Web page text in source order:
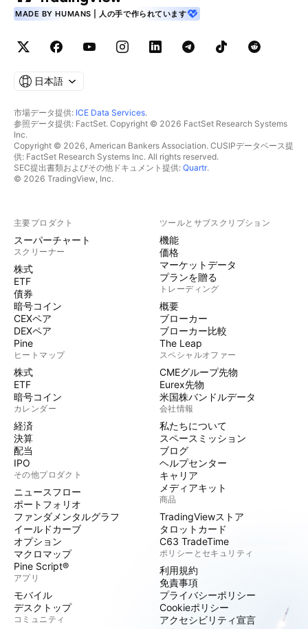
MADE BY HUMANS | 人の手で作られています
日本語
市場データ提供: ICE Data Services.
参照データ提供: FactSet. Copyright © 2026 FactSet Research Systems
Inc.
Copyright © 2026, American Bankers Association. CUSIPデータベース提
供: FactSet Research Systems Inc. All rights reserved.
SEC提出書類およびその他ドキュメント提供: Quartr.
© 2026 TradingView, Inc.
主要プロダクト
スーパーチャート
スクリーナー
株式
ETF
債券
暗号コイン
CEXペア
DEXペア
Pine
ヒートマップ
株式
ETF
暗号コイン
カレンダー
経済
決算
配当
IPO
その他プロダクト
ニュースフロー
ポートフォリオ
ファンダメンタルグラフ
イールドカーブ
オプション
マクロマップ
Pine Script®
アプリ
モバイル
デスクトップ
コミュニティ
ツールとサブスクリプション
機能
価格
マーケットデータ
プランを贈る
トレーディング
概要
ブローカー
ブローカー比較
The Leap
スペシャルオファー
CMEグループ先物
Eurex先物
米国株バンドルデータ
会社情報
私たちについて
スペースミッション
ブログ
ヘルプセンター
キャリア
メディアキット
商品
TradingViewストア
タロットカード
C63 TradeTime
ポリシーとセキュリティ
利用規約
免責事項
プライバシーポリシー
Cookieポリシー
アクセシビリティ宣言